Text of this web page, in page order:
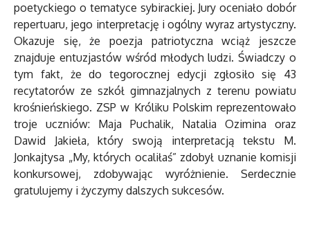
poetyckiego o tematyce sybirackiej. Jury oceniało dobór
repertuaru, jego interpretację i ogólny wyraz artystyczny.
Okazuje się, że poezja patriotyczna wciąż jeszcze
znajduje entuzjastów wśród młodych ludzi. Świadczy o
tym fakt, że do tegorocznej edycji zgłosiło się 43
recytatorów ze szkół gimnazjalnych z terenu powiatu
krośnieńskiego. ZSP w Króliku Polskim reprezentowało
troje uczniów: Maja Puchalik, Natalia Ozimina oraz
Dawid Jakieła, który swoją interpretacją tekstu M.
Jonkajtysa „My, których ocaliłaś” zdobył uznanie komisji
konkursowej, zdobywając wyróżnienie. Serdecznie
gratulujemy i życzymy dalszych sukcesów.